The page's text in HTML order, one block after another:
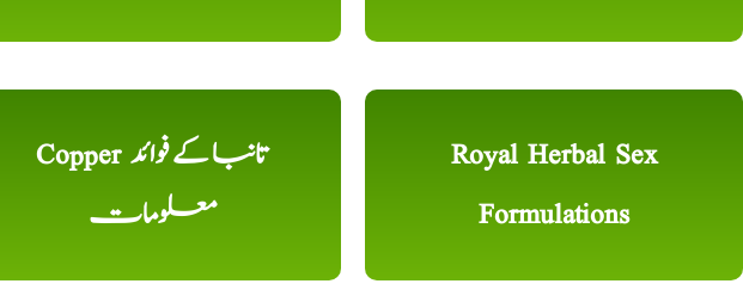
Copper تانبا کے فوائد
معلومات
Royal Herbal Sex
Formulations